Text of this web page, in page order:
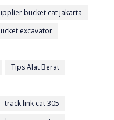
bucket cat jakarta
excavator
Tips Alat Berat
track link cat 305